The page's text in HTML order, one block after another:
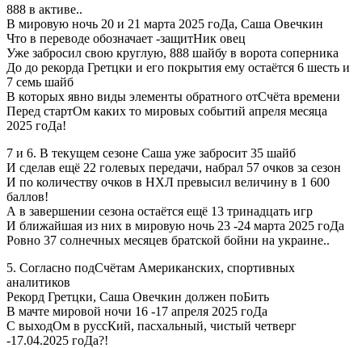
888 в активе..
В мировую ночь 20 и 21 марта 2025 гоДа, Саша Овечкин
Что в переводе обозначает -защитНик овец
Уже забросил свою круглую, 888 шайбу в ворота соперника
До до рекорда Гретцки и его покрытия ему остаётся 6 шесть и
7 семь шайб
В которых явно виды элементы обратного отСчёта времени
Перед стартОм каких то мировых событий апреля месяца
2025 гоДа!
7 и 6. В текущем сезоне Саша уже забросит 35 шайб
И сделав ещё 22 голевых передачи, набрал 57 очков за сезон
И по количеству очков в НХЛ превысил величину в 1 600
баллов!
А в завершении сезона остаётся ещё 13 тринадцать игр
И ближайшая из них в мировую ночь 23 -24 марта 2025 гоДа
Ровно 37 солнечных месяцев братской бойни на украине..
5. Согласно подСчётам Американских, спортивных
аналитиков
Рекорд Гретцки, Саша Овечкин должен поБить
В мачте мировой ночи 16 -17 апреля 2025 гоДа
С выходОм в руссКий, пасхальный, чистый четверг
-17.04.2025 гоДа?!